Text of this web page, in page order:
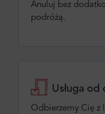
Anuluj bez
podróżą.
Usługa
Odbierzemy Cię z